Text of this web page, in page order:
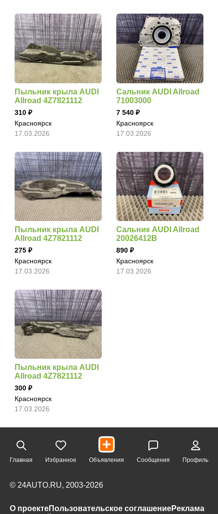
Пыльник крыла AUDI
Allroad 4Z7821112
310
Красноярск
17.03.2026
Сальник AUDI Allroad
71003000
7 540
Красноярск
17.03.2026
Пыльник крыла AUDI
Allroad 4Z7821112
275
Красноярск
17.03.2026
Сальник AUDI Allroad
20026412B
890
Красноярск
17.03.2026
Пыльник крыла AUDI
Allroad 4Z7821112
300
Красноярск
17.03.2026
Главная Избранное Объявления Сообщения Профиль
© 24AUTO.RU, 2003-2026
О проектеПользовательское соглашениеРеклама